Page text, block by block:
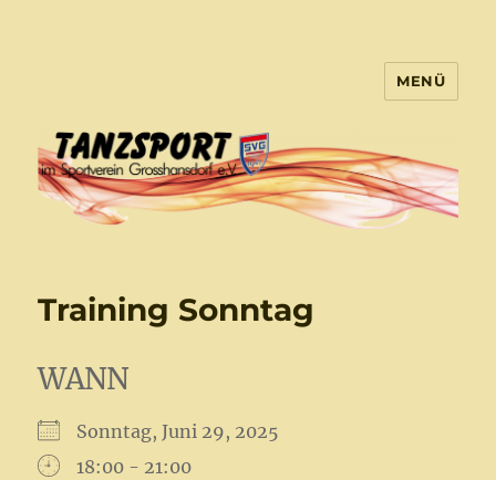
MENÜ
Training Sonntag
WANN
Sonntag, Juni 29, 2025
18:00 - 21:00